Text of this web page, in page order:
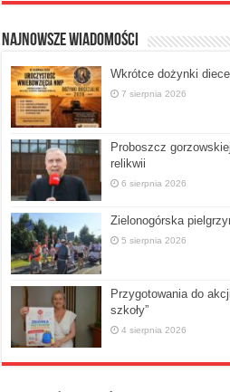
Najnowsze Wiadomości
Wkrótce dożynki
7 sierpnia 2026
Proboszcz
relikwii
6 sierpnia 2026
Zielonogórska
5 sierpnia 2026
Przygotowania do
szkoły”
4 sierpnia 2026